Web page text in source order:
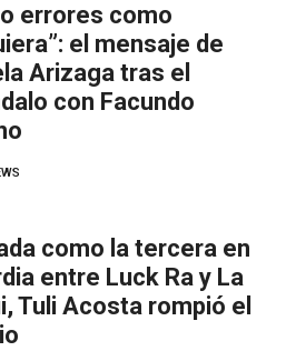
errores como
el mensaje de
Arizaga tras el
con Facundo
como la tercera en
entre Luck Ra y La
Tuli Acosta rompió el